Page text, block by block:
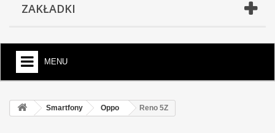
ZAKŁADKI
MENU
Smartfony Oppo Reno 5Z